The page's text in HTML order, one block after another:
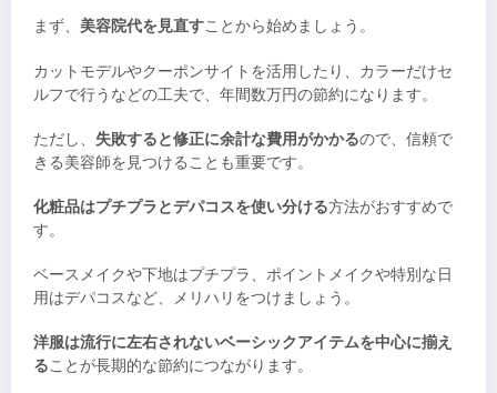
まず、 美容院代を見直すことから始めましょう。
カットモデルやクーポンサイトを活用したり、カラーだけセ
ルフで行うなどの工夫で、年間数万円の節約になります。
ただし、 失敗すると修正に余計な費用がかかるので、信頼で
きる美容師を見つけることも重要です。
化粧品はプチプラとデパコスを使い分ける方法がおすすめで
す。
ベースメイクや下地はプチプラ、ポイントメイクや特別な日
用はデパコスなど、メリハリをつけましょう。
洋服は流行に左右されないベーシックアイテムを中心に揃え
ることが長期的な節約につながります。